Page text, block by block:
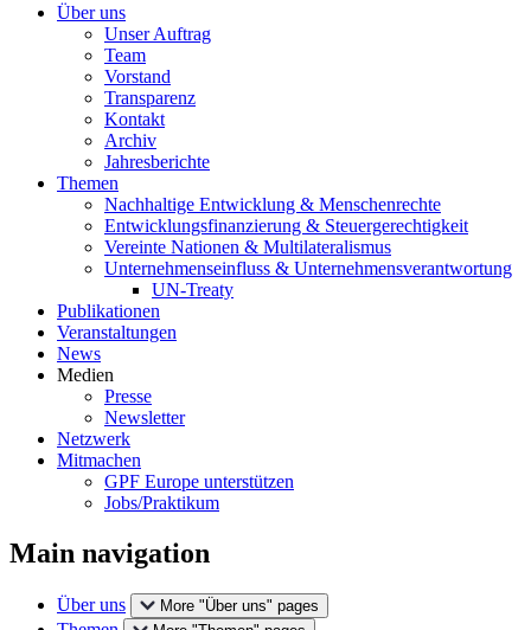
Über uns
Unser Auftrag
Team
Vorstand
Transparenz
Kontakt
Archiv
Jahresberichte
Themen
Nachhaltige Entwicklung & Menschenrechte
Entwicklungsfinanzierung & Steuergerechtigkeit
Vereinte Nationen & Multilateralismus
Unternehmenseinfluss & Unternehmensverantwortung
UN-Treaty
Publikationen
Veranstaltungen
News
Medien
Presse
Newsletter
Netzwerk
Mitmachen
GPF Europe unterstützen
Jobs/Praktikum
Main navigation
Über uns More "Über uns" pages